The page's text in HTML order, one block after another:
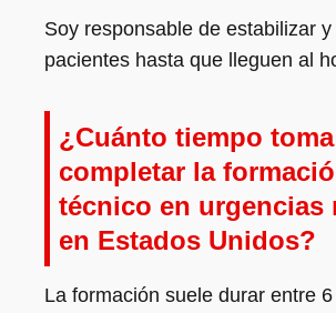
Soy responsable de estabilizar
pacientes hasta que lleguen al
¿Cuánto tiempo toma
completar la
técnico en urgencias
en Estados Unidos?
La formación suele durar entre